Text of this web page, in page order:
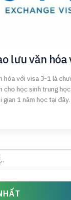
lưu văn hóa
hóa với visa J-1 là
cho học sinh trung
1 năm học tại